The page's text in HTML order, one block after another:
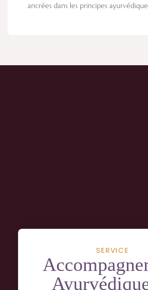
ancrées dans les principes ayurvédique
SERVICE